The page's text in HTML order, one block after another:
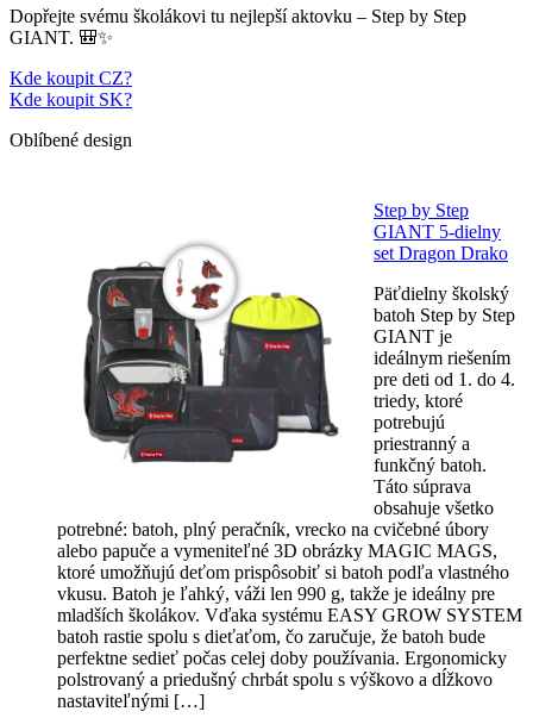
Dopřejte svému školákovi tu nejlepší aktovku – Step by Step
GIANT. 🎒✨
Kde koupit CZ?
Kde koupit SK?
Oblíbené design
Step by Step
GIANT 5-dielny
set Dragon Drako
Päťdielny školský
batoh Step by Step
GIANT je
ideálnym riešením
pre deti od 1. do 4.
triedy, ktoré
potrebujú
priestranný a
funkčný batoh.
Táto súprava
obsahuje všetko
potrebné: batoh, plný peračník, vrecko na cvičebné úbory
alebo papuče a vymeniteľné 3D obrázky MAGIC MAGS,
ktoré umožňujú deťom prispôsobiť si batoh podľa vlastného
vkusu. Batoh je ľahký, váži len 990 g, takže je ideálny pre
mladších školákov. Vďaka systému EASY GROW SYSTEM
batoh rastie spolu s dieťaťom, čo zaručuje, že batoh bude
perfektne sedieť počas celej doby používania. Ergonomicky
polstrovaný a priedušný chrbát spolu s výškovo a dĺžkovo
nastaviteľnými […]